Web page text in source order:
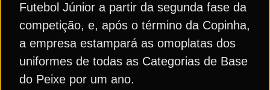
Futebol Júnior a partir da segunda fase da
competição, e, após o término da Copinha,
a empresa estampará as omoplatas dos
uniformes de todas as Categorias de Base
do Peixe por um ano.